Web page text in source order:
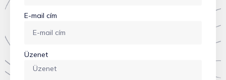
E-mail cím
Üzenet